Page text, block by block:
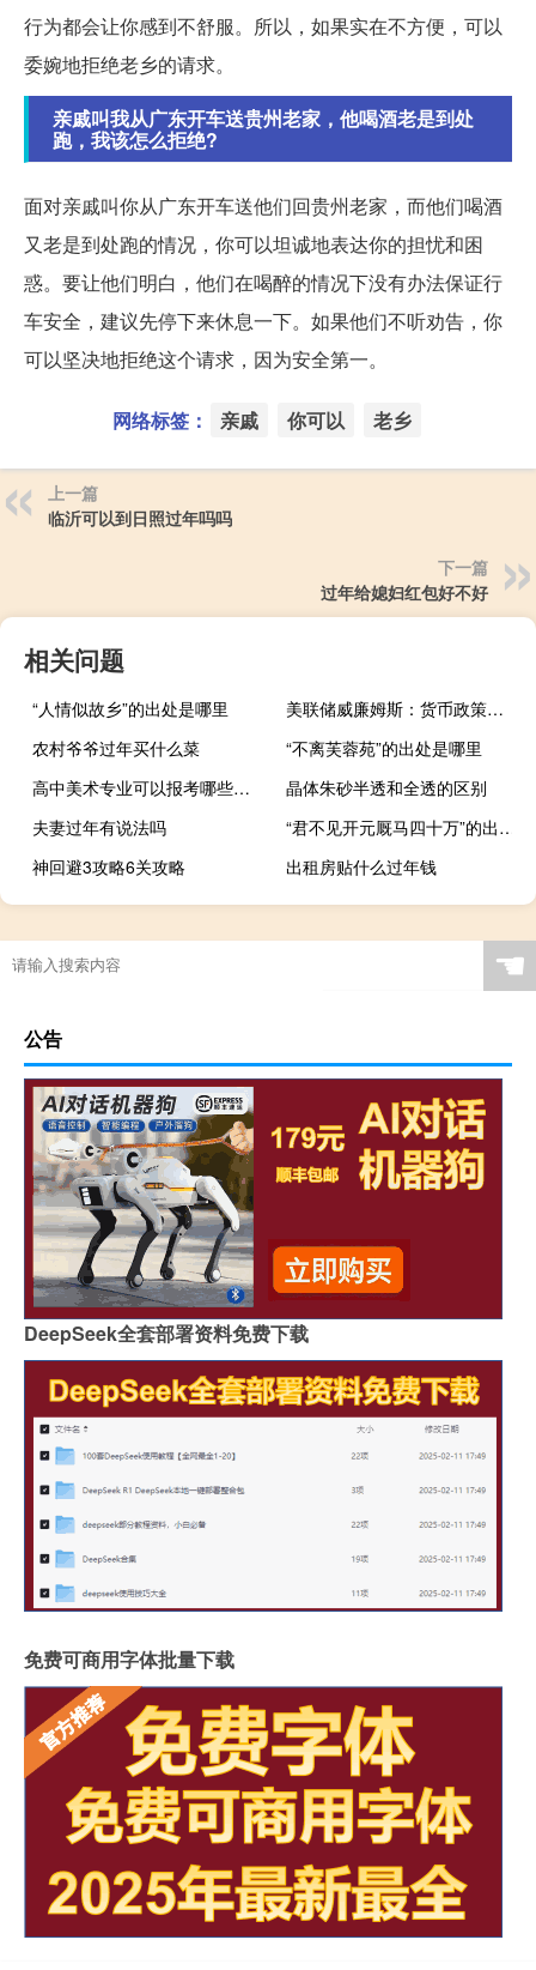
行为都会让你感到不舒服。所以，如果实在不方便，可以
委婉地拒绝老乡的请求。
亲戚叫我从广东开车送贵州老家，他喝酒老是到处
跑，我该怎么拒绝?
面对亲戚叫你从广东开车送他们回贵州老家，而他们喝酒
又老是到处跑的情况，你可以坦诚地表达你的担忧和困
惑。要让他们明白，他们在喝醉的情况下没有办法保证行
车安全，建议先停下来休息一下。如果他们不听劝告，你
可以坚决地拒绝这个请求，因为安全第一。
网络标签： 亲戚 你可以 老乡
上一篇
临沂可以到日照过年吗吗
下一篇
过年给媳妇红包好不好
相关问题
“人情似故乡”的出处是哪里
美联储威廉姆斯：货币政策处于非常良好的状态正在影响经济；美联储面临的问题是货币政策是否需要变得具有限制性
农村爷爷过年买什么菜
“不离芙蓉苑”的出处是哪里
高中美术专业可以报考哪些学校
晶体朱砂半透和全透的区别
夫妻过年有说法吗
“君不见开元厩马四十万”的出处是哪里
神回避3攻略6关攻略
出租房贴什么过年钱
☚
公告
DeepSeek全套部署资料免费下载
免费可商用字体批量下载